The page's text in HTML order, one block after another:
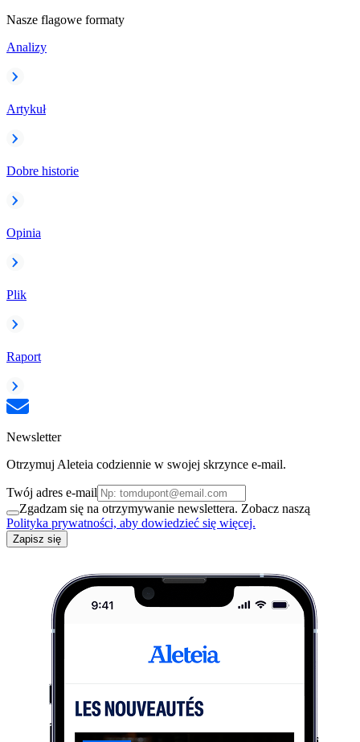
Nasze flagowe formaty
Analizy
Artykuł
Dobre historie
Opinia
Plik
Raport
Newsletter
Otrzymuj Aleteia codziennie w swojej skrzynce e-mail.
Twój adres e-mail
Zgadzam się na otrzymywanie newslettera. Zobacz naszą
Polityka prywatności, aby dowiedzieć się więcej.
Zapisz się